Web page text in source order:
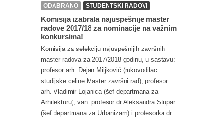
ODABRANO
STUDENTSKI RADOVI
Komisija izabrala najuspešnije master
radove 2017/18 za nominacije na važnim
konkursima!
Komisija za selekciju najuspešnijih završnih
master radova za 2017/2018 godinu, u sastavu:
profesor arh. Dejan Miljković (rukovodilac
studijske celine Master završni rad), profesor
arh. Vladimir Lojanica (šef departmana za
Arhitekturu), van. profesor dr Aleksandra Stupar
(šef departmana za Urbanizam) i profesorka dr